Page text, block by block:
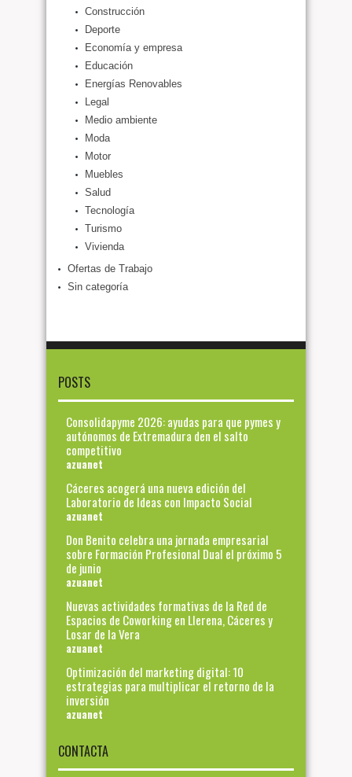
Construcción
Deporte
Economía y empresa
Educación
Energías Renovables
Legal
Medio ambiente
Moda
Motor
Muebles
Salud
Tecnología
Turismo
Vivienda
Ofertas de Trabajo
Sin categoría
POSTS
Consolidapyme 2026: ayudas para que pymes y
autónomos de Extremadura den el salto
competitivo
azuanet
Cáceres acogerá una nueva edición del
Laboratorio de Ideas con Impacto Social
azuanet
Don Benito celebra una jornada empresarial
sobre Formación Profesional Dual el próximo 5
de junio
azuanet
Nuevas actividades formativas de la Red de
Espacios de Coworking en Llerena, Cáceres y
Losar de la Vera
azuanet
Optimización del marketing digital: 10
estrategias para multiplicar el retorno de la
inversión
azuanet
CONTACTA